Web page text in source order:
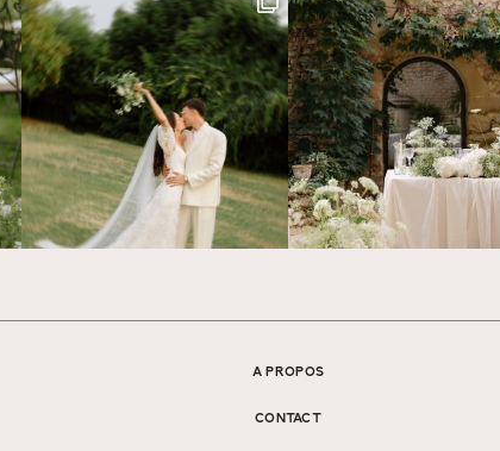
A PROPOS
CONTACT